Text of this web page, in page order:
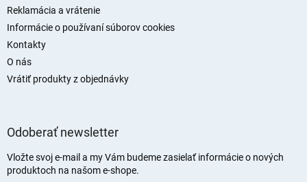
Reklamácia a vrátenie
Informácie o používaní súborov cookies
Kontakty
O nás
Vrátiť produkty z objednávky
Odoberať newsletter
Vložte svoj e-mail a my Vám budeme zasielať informácie o nových
produktoch na našom e-shope.